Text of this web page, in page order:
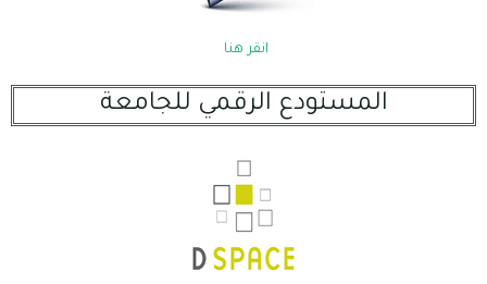
انقر هنا
المستودع الرقمي للجامعة